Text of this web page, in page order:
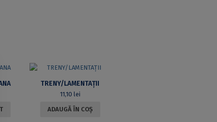
TRENY/LAMENTAȚII
11,10 lei
ADAUGĂ ÎN COȘ